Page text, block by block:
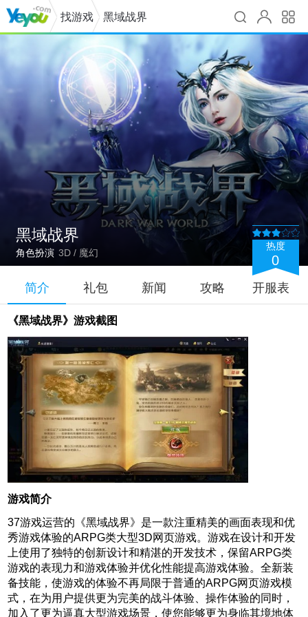
找游戏 黑域战界
黑域战界
角色扮演 3D / 魔幻
热度
0
简介 礼包 新闻 攻略 开服表
《黑域战界》游戏截图
游戏简介
37游戏运营的《黑域战界》是一款注重精美的画面表现和优
秀游戏体验的ARPG类大型3D网页游戏。游戏在设计和开发
上使用了独特的创新设计和精湛的开发技术，保留ARPG类
游戏的表现力和游戏体验并优化性能提高游戏体验。全新装
备技能，使游戏的体验不再局限于普通的ARPG网页游戏模
式，在为用户提供更为完美的战斗体验、操作体验的同时，
加入了更为逼真大型游戏场景，使您能够更为身临其境地体